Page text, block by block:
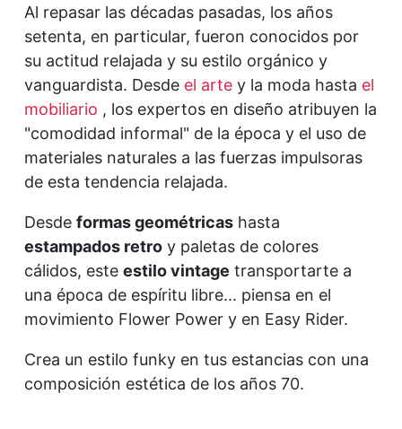
Al repasar las décadas pasadas, los años
setenta, en particular, fueron conocidos por
su actitud relajada y su estilo orgánico y
vanguardista. Desde el arte y la moda hasta el
mobiliario , los expertos en diseño atribuyen la
"comodidad informal" de la época y el uso de
materiales naturales a las fuerzas impulsoras
de esta tendencia relajada.
Desde formas geométricas hasta
estampados retro y paletas de colores
cálidos, este estilo vintage transportarte a
una época de espíritu libre... piensa en el
movimiento Flower Power y en Easy Rider.
Crea un estilo funky en tus estancias con una
composición estética de los años 70.